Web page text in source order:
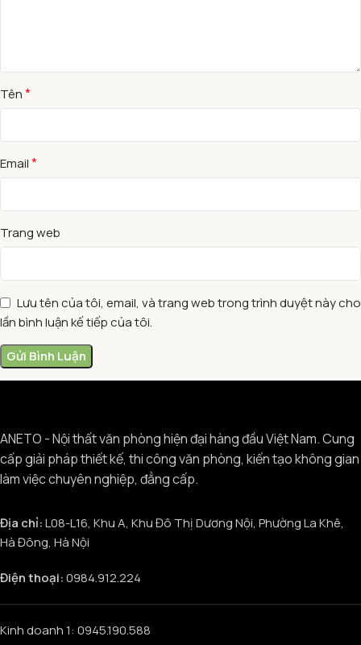
Tên*
Email*
Trang web
Lưu tên của tôi, email, và trang web trong trình duyệt này cho
lần bình luận kế tiếp của tôi.
ANETO - Nội thất văn phòng hiện đại hàng đầu Việt Nam. Cung
cấp giải pháp thiết kế, thi công văn phòng, kiến tạo không gian
làm việc chuyên nghiệp, đẳng cấp.
Địa chỉ:L08-L16, Khu A, Khu Đô Thị Dương Nội, Phường La Khê,
Hà Đông, Hà Nội
Điện thoại:0984.912.224
Kinh doanh 1: 0945.190.588